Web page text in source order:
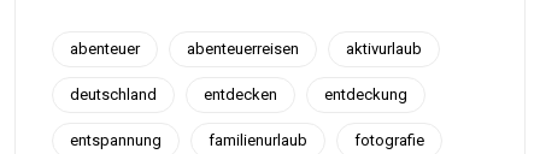
abenteuer abenteuerreisen aktivurlaub
deutschland entdecken entdeckung
entspannung familienurlaub fotografie